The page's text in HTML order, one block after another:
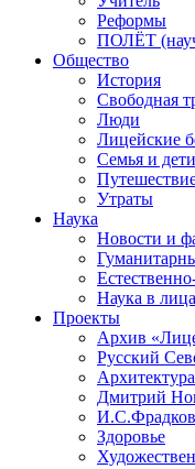
Реформы
ПОЛЁТ
Общество
История
Свободная
Люди
Лицейские
Семья и дети
Утраты
Наука
Новости и
Наука в
Проекты
Архив
Русский
Дмитрий
И.С.Фрадков
Здоровье